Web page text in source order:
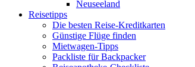
Neuseeland
Reisetipps
Die besten Reise-Kreditkarten
Günstige Flüge finden
Mietwagen-Tipps
Packliste für Backpacker